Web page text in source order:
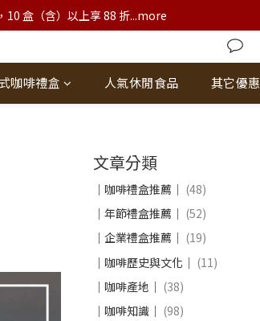
10 盒（含）以上享 88 折...more
咖啡禮盒 人氣休閒食品 其它優惠
文章分類
｜咖啡禮盒推薦｜ (48)
｜年節禮盒推薦｜ (52)
｜企業禮盒推薦｜ (19)
｜咖啡歷史與文化｜ (11)
｜咖啡產地｜ (38)
｜咖啡知識｜ (98)